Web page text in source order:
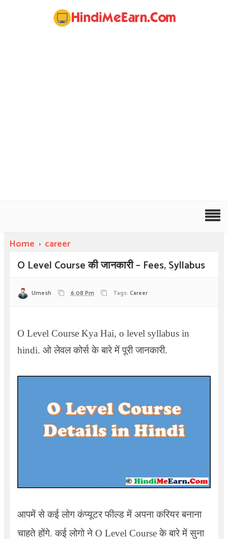
Home › career
O Level Course की जानकारी – Fees, Syllabus
Umesh 6:08 Pm Tags: Career
O Level Course Kya Hai, o level syllabus in
hindi. ओ लेवल कोर्स के बारे में पूरी जानकारी.
आपमें से कई लोग कंप्यूटर फील्ड में अपना करियर बनाना
चाहते होंगे. कई लोगो ने O Level Courseके बारे में सुना